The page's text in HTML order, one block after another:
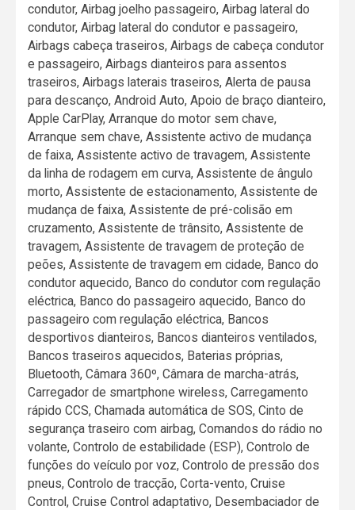
condutor, Airbag joelho passageiro, Airbag lateral do
condutor, Airbag lateral do condutor e passageiro,
Airbags cabeça traseiros, Airbags de cabeça condutor
e passageiro, Airbags dianteiros para assentos
traseiros, Airbags laterais traseiros, Alerta de pausa
para descanço, Android Auto, Apoio de braço dianteiro,
Apple CarPlay, Arranque do motor sem chave,
Arranque sem chave, Assistente activo de mudança
de faixa, Assistente activo de travagem, Assistente
da linha de rodagem em curva, Assistente de ângulo
morto, Assistente de estacionamento, Assistente de
mudança de faixa, Assistente de pré-colisão em
cruzamento, Assistente de trânsito, Assistente de
travagem, Assistente de travagem de proteção de
peões, Assistente de travagem em cidade, Banco do
condutor aquecido, Banco do condutor com regulação
eléctrica, Banco do passageiro aquecido, Banco do
passageiro com regulação eléctrica, Bancos
desportivos dianteiros, Bancos dianteiros ventilados,
Bancos traseiros aquecidos, Baterias próprias,
Bluetooth, Câmara 360º, Câmara de marcha-atrás,
Carregador de smartphone wireless, Carregamento
rápido CCS, Chamada automática de SOS, Cinto de
segurança traseiro com airbag, Comandos do rádio no
volante, Controlo de estabilidade (ESP), Controlo de
funções do veículo por voz, Controlo de pressão dos
pneus, Controlo de tracção, Corta-vento, Cruise
Control, Cruise Control adaptativo, Desembaciador de